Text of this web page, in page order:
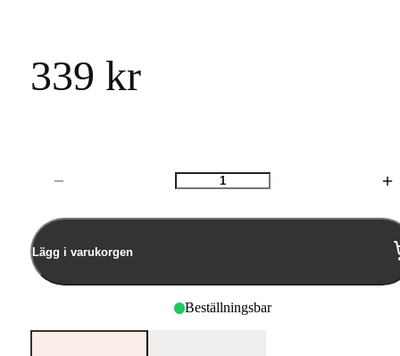
339 kr
Antal
Lägg i varukorgen
Beställningsbar